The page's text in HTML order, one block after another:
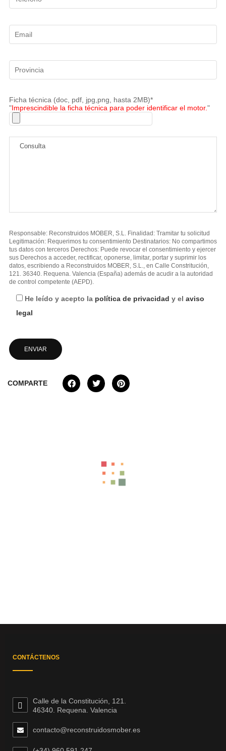
Ficha técnica (doc, pdf, jpg,png, hasta 2MB)*
"Imprescindible la ficha técnica para poder identificar el motor."
Responsable: Reconstruidos MOBER, S.L. Finalidad: Tramitar tu solicitud
Legitimación: Requerimos tu consentimiento Destinatarios: No compartimos
tus datos con terceros Derechos: Puede revocar el consentimiento y ejercer
sus Derechos a acceder, rectificar, oponerse, limitar, portar y suprimir los
datos, escribiendo a Reconstruidos MOBER, S.L., en Calle Constritución,
121. 36340. Requena. Valencia (España) además de acudir a la autoridad
de control competente (AEPD).
He leído y acepto la política de privacidad y el aviso
legal
COMPARTE
CONTÁCTENOS
Calle de la Constitución, 121.
46340. Requena. Valencia
contacto@reconstruidosmober.es